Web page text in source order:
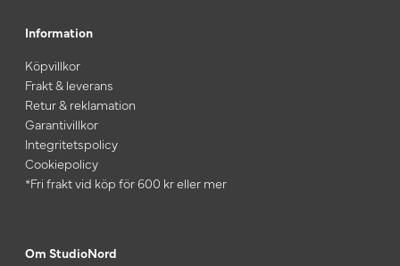
Information
Köpvillkor
Frakt & leverans
Retur & reklamation
Garantivillkor
Integritetspolicy
Cookiepolicy
*Fri frakt vid köp för 600 kr eller mer
Om StudioNord